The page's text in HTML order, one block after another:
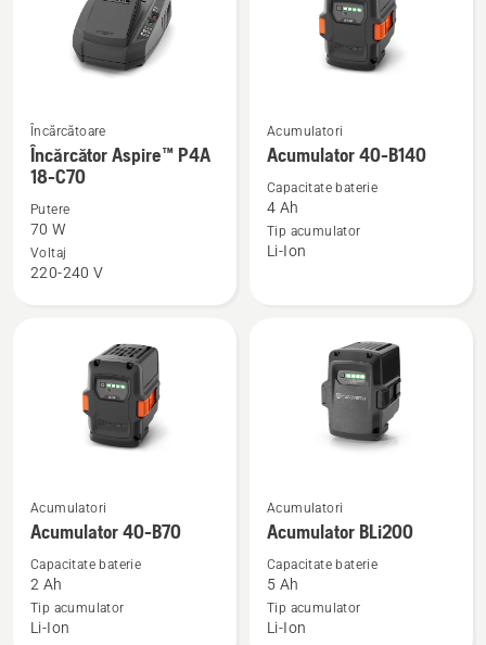
Vezi
mai
multe
detalii
despre
Încărcător
Încărcătoare
Încărcător Aspire™ P4A
18-C70
Putere
70 W
Voltaj
220-240 V
Vezi
mai
multe
detalii
despre
Acumulatori
Acumulator 40-B140
Capacitate baterie
4 Ah
Tip acumulator
Li-Ion
Vezi
mai
detalii
despre
Acumulator
Acumulatori
Acumulator 40-B70
Capacitate baterie
2 Ah
Tip acumulator
Li-Ion
Vezi
mai
detalii
despre
Acumulator
Acumulatori
Acumulator BLi200
Capacitate baterie
5 Ah
Tip acumulator
Li-Ion